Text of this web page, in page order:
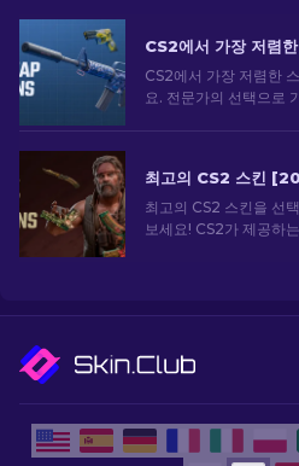
CS2에서 가장 저렴한
요. 전문가의 선택으로
최고의 CS2 스킨을 선
보세요! CS2가 제공하